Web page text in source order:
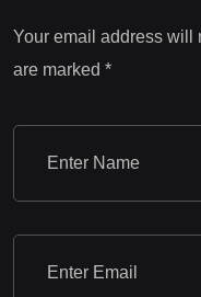
Your email address will
are marked *